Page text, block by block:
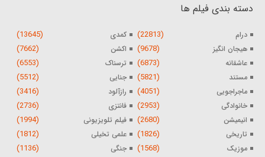
دسته بندی فیلم ها
درام (22813) کمدی (13645)
هیجان انگیز (9678) اکشن (7662)
عاشقانه (6873) ترسناک (6553)
مستند (5821) جنایی (5512)
ماجراجویی (4051) رازآلود (3416)
خانوادگی (2953) فانتزی (2736)
انیمیشن (2680) فیلم تلویزیونی (1994)
تاریخی (1826) علمی تخیلی (1812)
موزیک (1568) جنگی (1136)